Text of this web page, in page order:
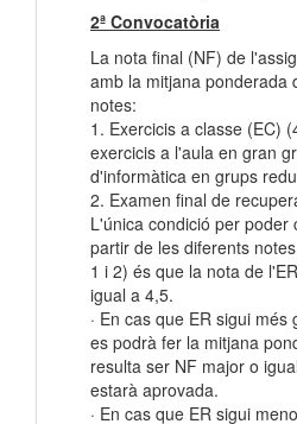
2ª Convocatòria
La nota final (NF) de
amb la mitjana ponderada
notes:
1. Exercicis a classe (EC)
exercicis a l'aula en gran
d'informàtica en grups
2. Examen final de
L'única condició per poder
partir de les diferents
1 i 2) és que la nota de
igual a 4,5.
· En cas que ER sigui
es podrà fer la mitjana
resulta ser NF major o
estarà aprovada.
· En cas que ER sigui